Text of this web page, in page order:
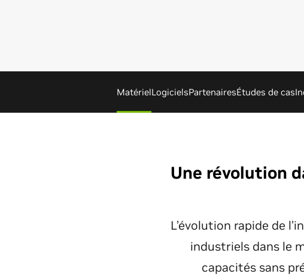
MatérielLogicielsPartenairesÉtudes de cas
Une révolution
L’évolution rapide de
industriels dans le
capacités sans